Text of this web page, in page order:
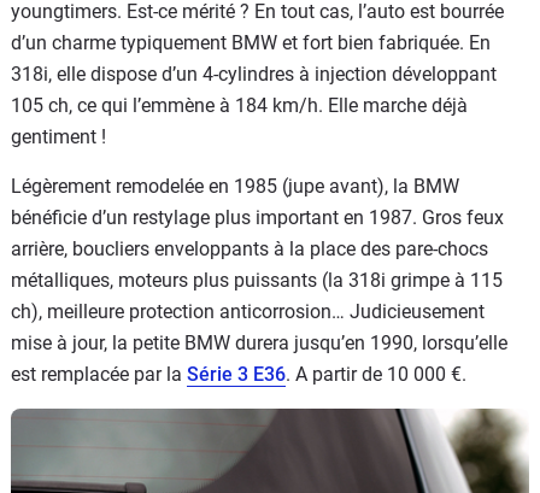
youngtimers. Est-ce mérité ? En tout cas, l’auto est bourrée
d’un charme typiquement BMW et fort bien fabriquée. En
318i, elle dispose d’un 4-cylindres à injection développant
105 ch, ce qui l’emmène à 184 km/h. Elle marche déjà
gentiment !
Légèrement remodelée en 1985 (jupe avant), la BMW
bénéficie d’un restylage plus important en 1987. Gros feux
arrière, boucliers enveloppants à la place des pare-chocs
métalliques, moteurs plus puissants (la 318i grimpe à 115
ch), meilleure protection anticorrosion… Judicieusement
mise à jour, la petite BMW durera jusqu’en 1990, lorsqu’elle
est remplacée par la Série 3 E36. A partir de 10 000 €.